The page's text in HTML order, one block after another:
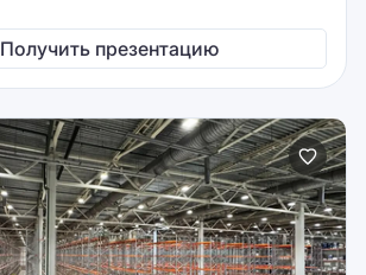
Получить презентацию